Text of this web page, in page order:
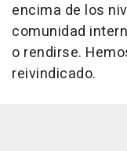
encima de los
comunidad
o rendirse.
reivindicado.